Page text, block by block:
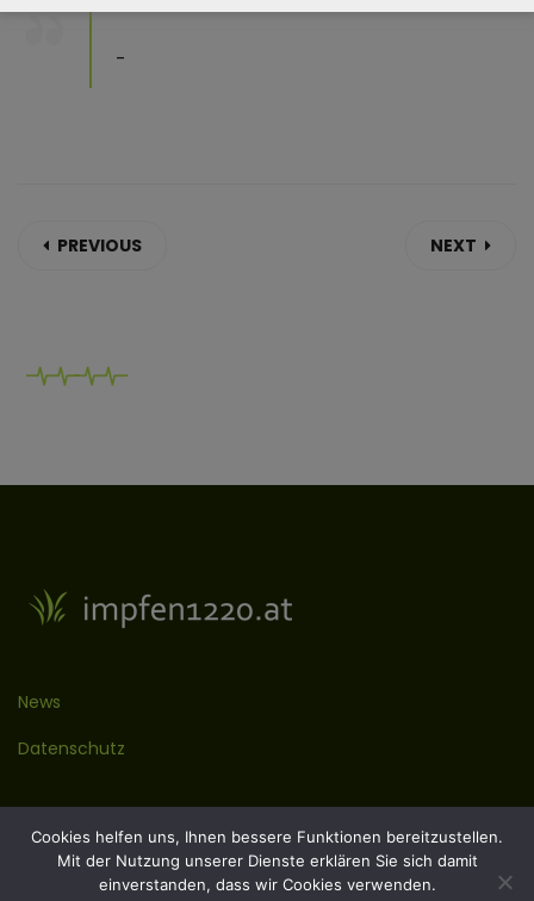
-
PREVIOUS NEXT
News
Datenschutz
Kontakt
Impressum
Cookies helfen uns, Ihnen bessere Funktionen bereitzustellen.
Mit der Nutzung unserer Dienste erklären Sie sich damit
einverstanden, dass wir Cookies verwenden.